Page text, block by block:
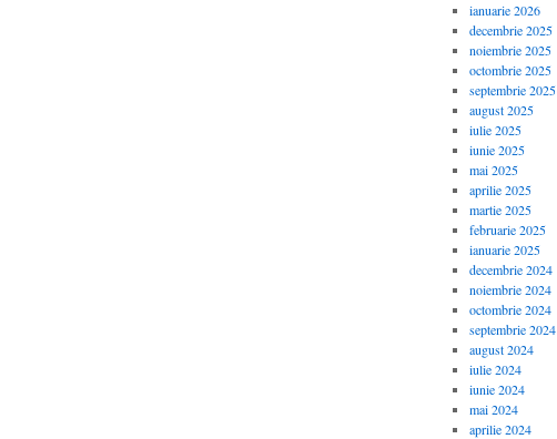
ianuarie 2026
decembrie 2025
noiembrie 2025
octombrie 2025
septembrie 2025
august 2025
iulie 2025
iunie 2025
mai 2025
aprilie 2025
martie 2025
februarie 2025
ianuarie 2025
decembrie 2024
noiembrie 2024
octombrie 2024
septembrie 2024
august 2024
iulie 2024
iunie 2024
mai 2024
aprilie 2024